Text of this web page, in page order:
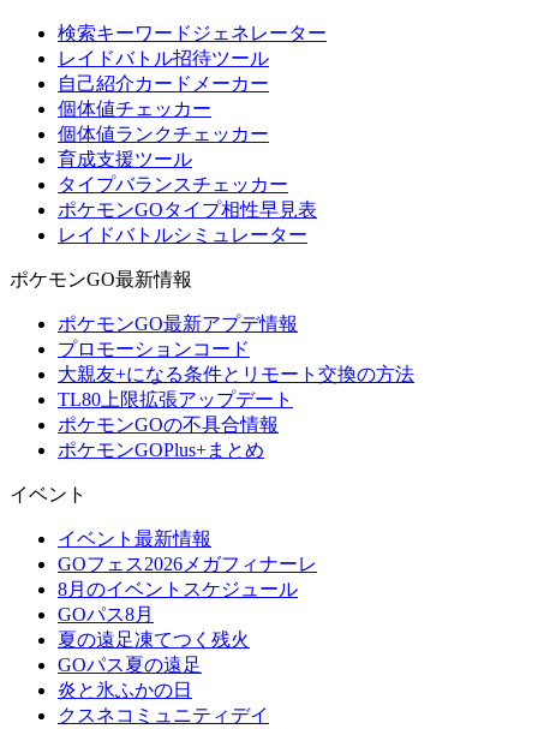
検索キーワードジェネレーター
レイドバトル招待ツール
自己紹介カードメーカー
個体値チェッカー
個体値ランクチェッカー
育成支援ツール
タイプバランスチェッカー
ポケモンGOタイプ相性早見表
レイドバトルシミュレーター
ポケモンGO最新情報
ポケモンGO最新アプデ情報
プロモーションコード
大親友+になる条件とリモート交換の方法
TL80上限拡張アップデート
ポケモンGOの不具合情報
ポケモンGOPlus+まとめ
イベント
イベント最新情報
GOフェス2026メガフィナーレ
8月のイベントスケジュール
GOパス8月
夏の遠足凍てつく残火
GOパス夏の遠足
炎と氷ふかの日
クスネコミュニティデイ